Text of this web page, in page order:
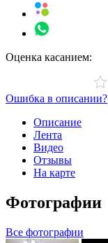
Оценка касанием:
Ошибка в описании?
Описание
Лента
Видео
Отзывы
На карте
Фотографии
Все фотографии